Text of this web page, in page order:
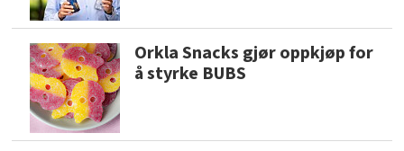
Orkla Snacks gjør oppkjøp for
å styrke BUBS